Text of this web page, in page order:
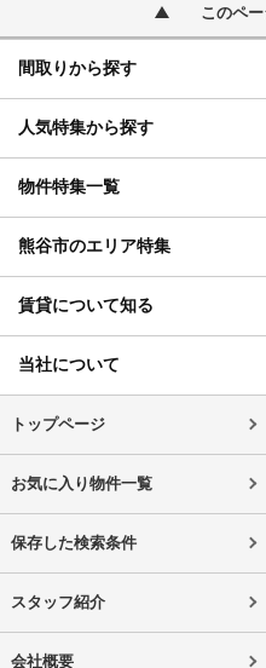
このペ
間取りから探す
人気特集から探す
物件特集一覧
熊谷市のエリア特集
賃貸について知る
当社について
トップページ
お気に入り物件一覧
保存した検索条件
スタッフ紹介
会社概要